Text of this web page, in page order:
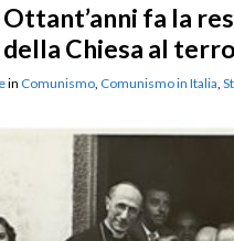
Ottant’anni fa la
della Chiesa al
in Comunismo Comunismo in Italia